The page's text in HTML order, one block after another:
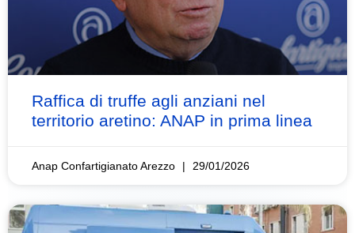
Raffica di truffe agli anziani nel
territorio aretino: ANAP in prima linea
Anap Confartigianato Arezzo 29/01/2026